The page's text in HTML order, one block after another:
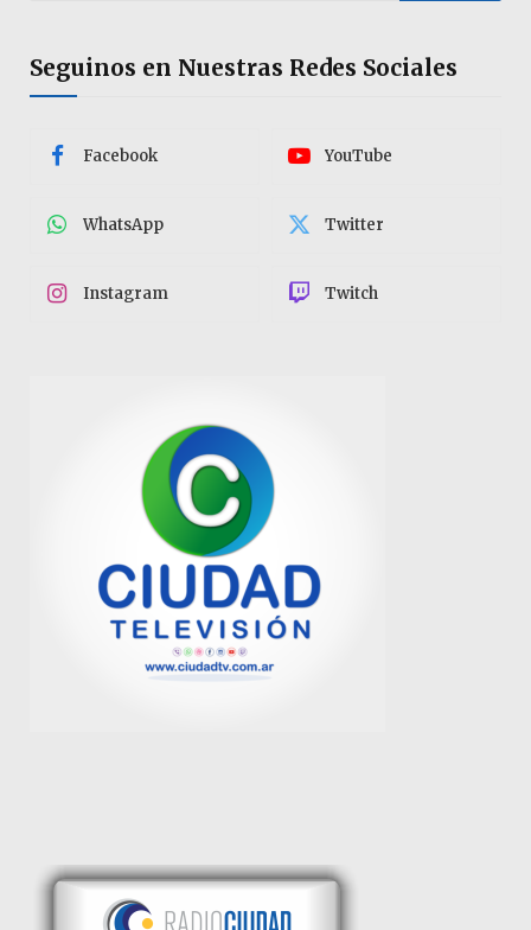
Seguinos en Nuestras Redes Sociales
Facebook YouTube
WhatsApp Twitter
Instagram Twitch